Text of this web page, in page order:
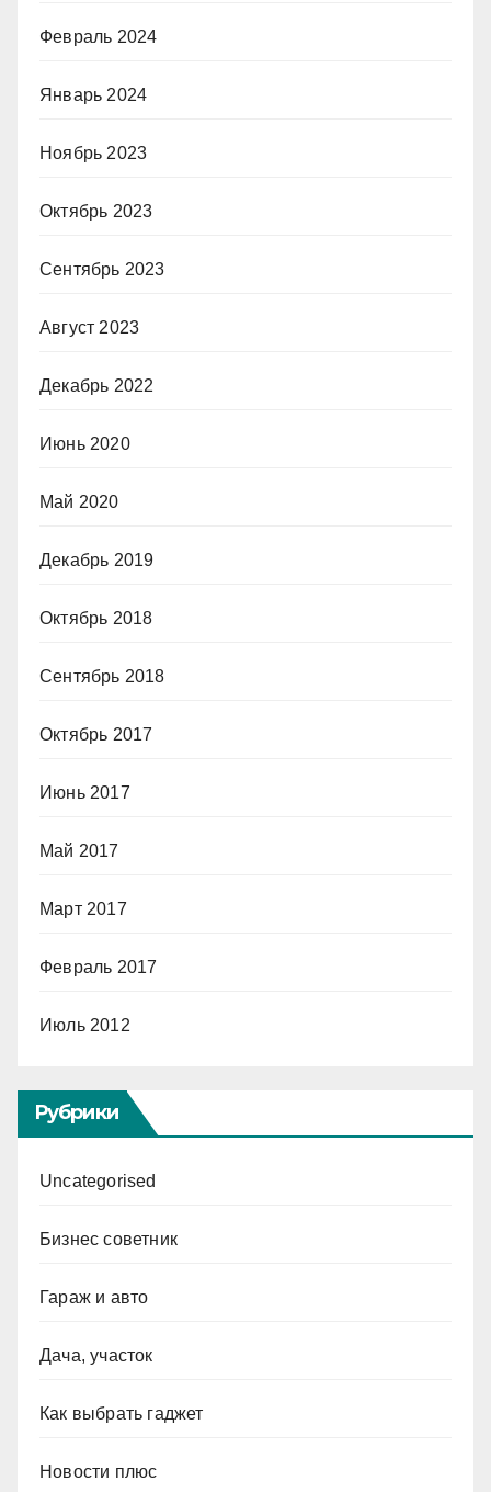
Февраль 2024
Январь 2024
Ноябрь 2023
Октябрь 2023
Сентябрь 2023
Август 2023
Декабрь 2022
Июнь 2020
Май 2020
Декабрь 2019
Октябрь 2018
Сентябрь 2018
Октябрь 2017
Июнь 2017
Май 2017
Март 2017
Февраль 2017
Июль 2012
Рубрики
Uncategorised
Бизнес советник
Гараж и авто
Дача, участок
Как выбрать гаджет
Новости плюс